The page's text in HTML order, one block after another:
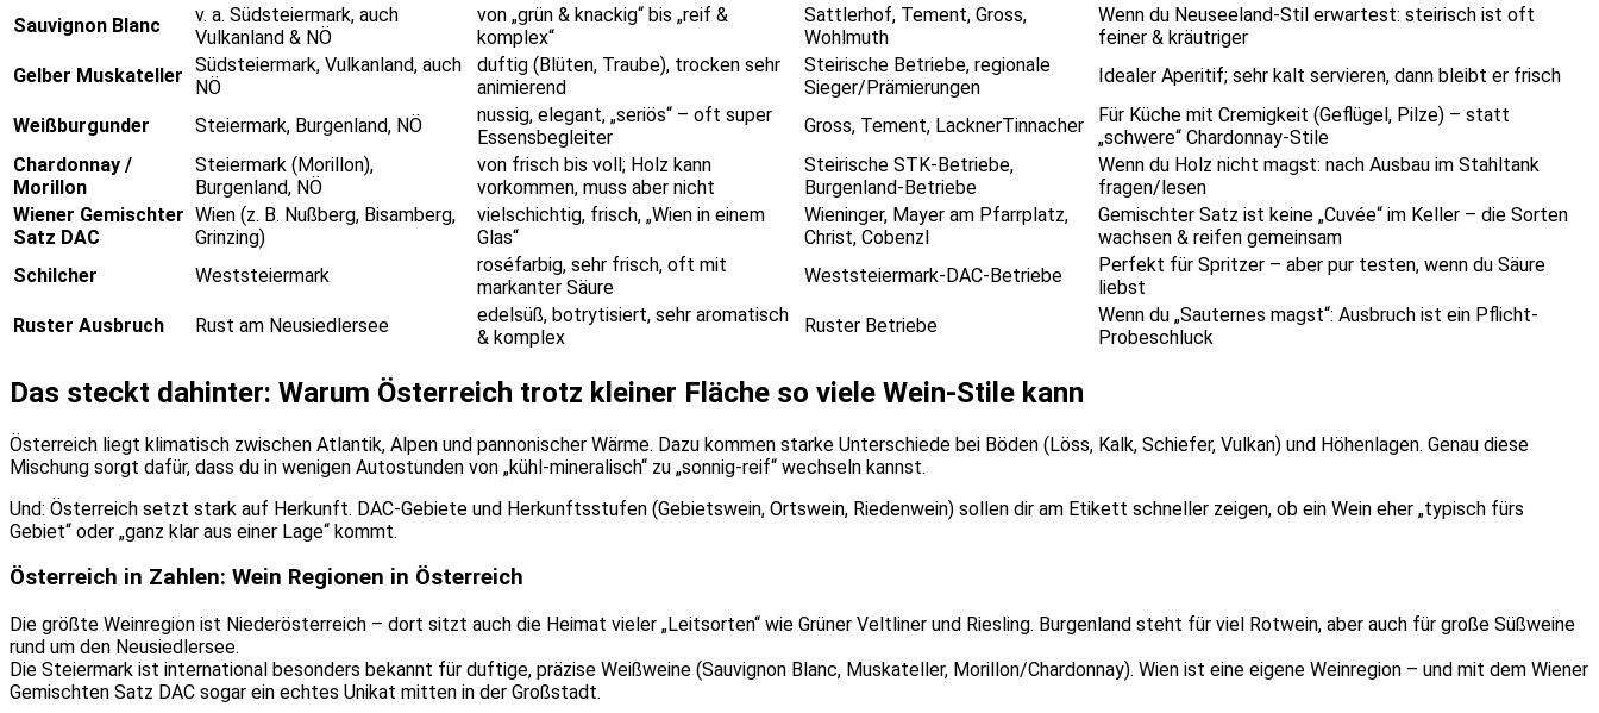
Sauvignon Blanc
v. a. Südsteiermark, auch
Vulkanland & NÖ
von „grün & knackig“ bis „reif &
komplex“
Sattlerhof, Tement, Gross,
Wohlmuth
Wenn du Neuseeland-Stil erwartest: steirisch ist oft
feiner & kräutriger
Gelber Muskateller Südsteiermark, Vulkanland, auch
NÖ
duftig (Blüten, Traube), trocken sehr
animierend
Steirische Betriebe, regionale
Sieger/Prämierungen
Idealer Aperitif; sehr kalt servieren, dann bleibt er frisch
Weißburgunder Steiermark, Burgenland, NÖ
nussig, elegant, „seriös“ – oft super
Essensbegleiter
Gross, Tement, LacknerTinnacher
Für Küche mit Cremigkeit (Geflügel, Pilze) – statt
„schwere“ Chardonnay-Stile
Chardonnay /
Morillon
Steiermark (Morillon),
Burgenland, NÖ
von frisch bis voll; Holz kann
vorkommen, muss aber nicht
Steirische STK-Betriebe,
Burgenland-Betriebe
Wenn du Holz nicht magst: nach Ausbau im Stahltank
fragen/lesen
Wiener Gemischter
Satz DAC
Wien (z. B. Nußberg, Bisamberg,
Grinzing)
vielschichtig, frisch, „Wien in einem
Glas“
Wieninger, Mayer am Pfarrplatz,
Christ, Cobenzl
Gemischter Satz ist keine „Cuvée“ im Keller – die Sorten
wachsen & reifen gemeinsam
Schilcher
Weststeiermark
roséfarbig, sehr frisch, oft mit
markanter Säure
Weststeiermark-DAC-Betriebe
Perfekt für Spritzer – aber pur testen, wenn du Säure
liebst
Ruster Ausbruch
Rust am Neusiedlersee
edelsüß, botrytisiert, sehr aromatisch
& komplex
Ruster Betriebe
Wenn du „Sauternes magst“: Ausbruch ist ein Pflicht-
Probeschluck
Das steckt dahinter: Warum Österreich trotz kleiner Fläche so viele Wein-Stile kann
Österreich liegt klimatisch zwischen Atlantik, Alpen und pannonischer Wärme. Dazu kommen starke Unterschiede bei Böden (Löss, Kalk, Schiefer, Vulkan) und Höhenlagen. Genau diese
Mischung sorgt dafür, dass du in wenigen Autostunden von „kühl-mineralisch“ zu „sonnig-reif“ wechseln kannst.
Und: Österreich setzt stark auf Herkunft. DAC-Gebiete und Herkunftsstufen (Gebietswein, Ortswein, Riedenwein) sollen dir am Etikett schneller zeigen, ob ein Wein eher „typisch fürs
Gebiet“ oder „ganz klar aus einer Lage“ kommt.
Österreich in Zahlen: Wein Regionen in Österreich
Die größte Weinregion ist Niederösterreich – dort sitzt auch die Heimat vieler „Leitsorten“ wie Grüner Veltliner und Riesling. Burgenland steht für viel Rotwein, aber auch für große Süßweine
rund um den Neusiedlersee.
Die Steiermark ist international besonders bekannt für duftige, präzise Weißweine (Sauvignon Blanc, Muskateller, Morillon/Chardonnay). Wien ist eine eigene Weinregion – und mit dem Wiener
Gemischten Satz DAC sogar ein echtes Unikat mitten in der Großstadt.